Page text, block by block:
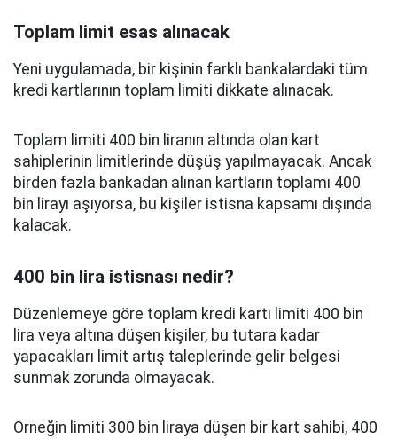
Toplam limit esas alınacak
Yeni uygulamada, bir kişinin farklı bankalardaki tüm
kredi kartlarının toplam limiti dikkate alınacak.
Toplam limiti 400 bin liranın altında olan kart
sahiplerinin limitlerinde düşüş yapılmayacak. Ancak
birden fazla bankadan alınan kartların toplamı 400
bin lirayı aşıyorsa, bu kişiler istisna kapsamı dışında
kalacak.
400 bin lira istisnası nedir?
Düzenlemeye göre toplam kredi kartı limiti 400 bin
lira veya altına düşen kişiler, bu tutara kadar
yapacakları limit artış taleplerinde gelir belgesi
sunmak zorunda olmayacak.
Örneğin limiti 300 bin liraya düşen bir kart sahibi, 400